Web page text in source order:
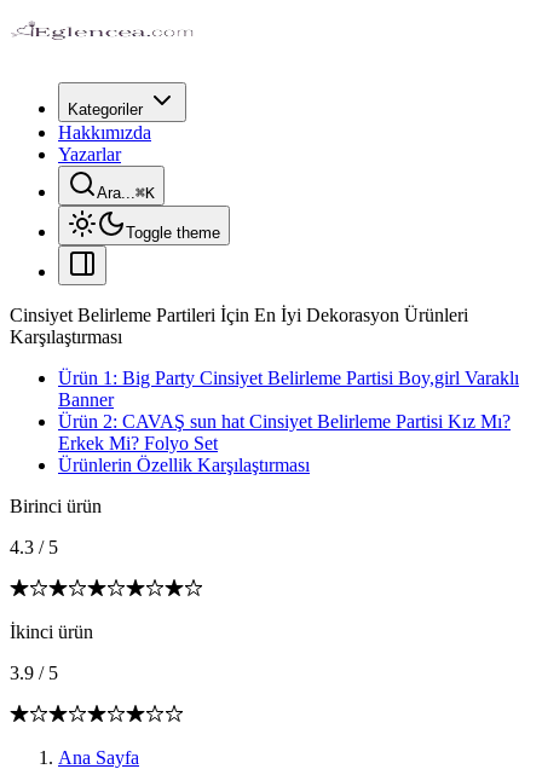
Kategoriler
Hakkımızda
Yazarlar
Ara...⌘K
Toggle theme
Cinsiyet Belirleme Partileri İçin En İyi Dekorasyon Ürünleri
Karşılaştırması
Ürün 1: Big Party Cinsiyet Belirleme Partisi Boy,girl Varaklı
Banner
Ürün 2: CAVAŞ sun hat Cinsiyet Belirleme Partisi Kız Mı?
Erkek Mi? Folyo Set
Ürünlerin Özellik Karşılaştırması
Birinci ürün
4.3 / 5
İkinci ürün
3.9 / 5
Ana Sayfa